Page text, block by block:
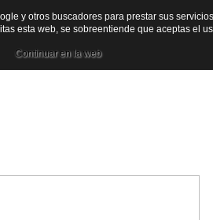
y otros buscadores para prestar sus
esta web, se sobreentiende que aceptas el
Continuar en la web